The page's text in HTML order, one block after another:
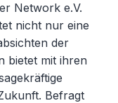
Network e.V.
nicht nur eine
der
bietet mit ihren
Befragt